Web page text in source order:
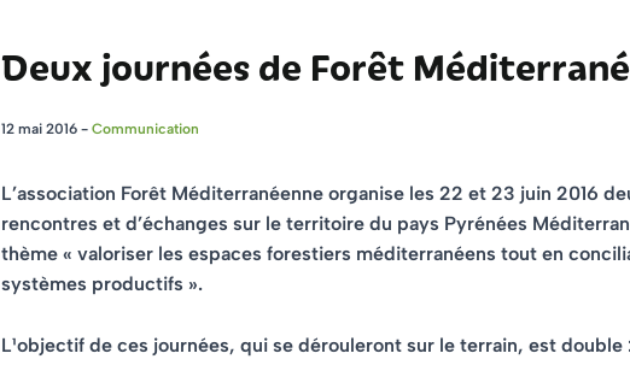
Deux journées de Forêt
12 mai 2016 - Communication
L’association Forêt Méditerranéenne organise les 22 et 23 juin 2016
rencontres et d’échanges sur le territoire du pays Pyrénées
thème « valoriser les espaces forestiers méditerranéens tout en
systèmes productifs ».
L¹objectif de ces journées, qui se dérouleront sur le terrain, est double